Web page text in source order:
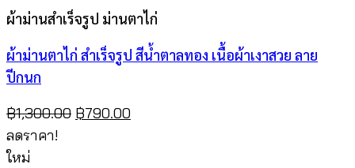
ผ้าม่านสำเร็จรูป ม่านตาไก่
ผ้าม่านตาไก่ สำเร็จรูป สีน้ำตาลทอง เนื้อผ้าเงาสวย ลาย
ปีกนก
฿1,300.00 Original
฿790.00
ลดราคา!
ใหม่